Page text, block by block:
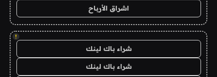
اشراق الأرباح
!
شراء باك لينك
شراء باك لينك